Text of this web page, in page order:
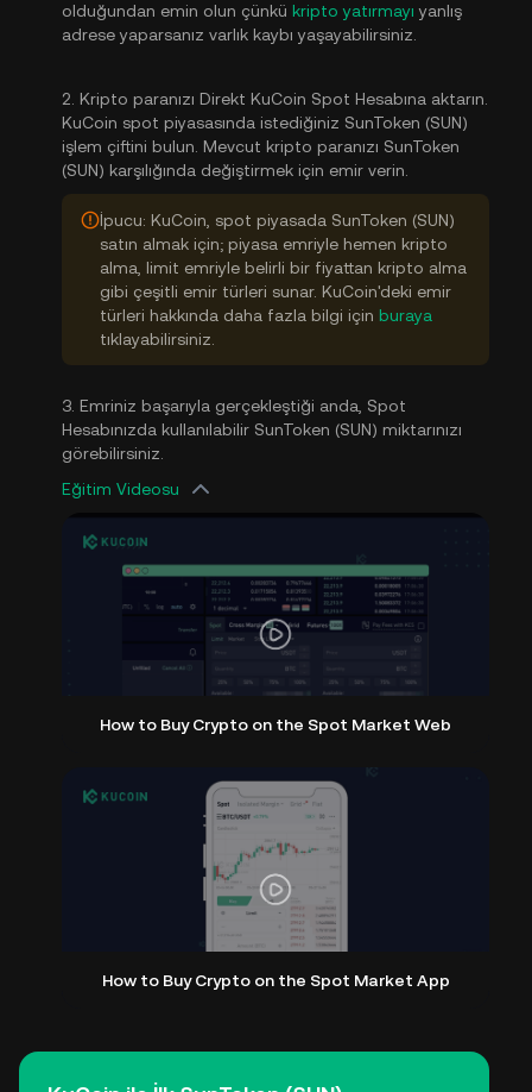
olduğundan emin olun çünkü kripto yatırmayı yanlış
adrese yaparsanız varlık kaybı yaşayabilirsiniz.
2. Kripto paranızı Direkt KuCoin Spot Hesabına aktarın.
KuCoin spot piyasasında istediğiniz SunToken (SUN)
işlem çiftini bulun. Mevcut kripto paranızı SunToken
(SUN) karşılığında değiştirmek için emir verin.
İpucu: KuCoin, spot piyasada SunToken (SUN)
satın almak için; piyasa emriyle hemen kripto
alma, limit emriyle belirli bir fiyattan kripto alma
gibi çeşitli emir türleri sunar. KuCoin'deki emir
türleri hakkında daha fazla bilgi için buraya
tıklayabilirsiniz.
3. Emriniz başarıyla gerçekleştiği anda, Spot
Hesabınızda kullanılabilir SunToken (SUN) miktarınızı
görebilirsiniz.
Eğitim Videosu
How to Buy Crypto on the Spot Market Web
How to Buy Crypto on the Spot Market App